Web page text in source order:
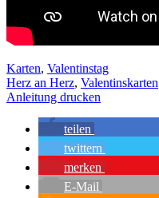
Karten, Valentinstag
Herz an Herz, Valentinskarten
Anleitung drucken
teilen
twittern
merken
E-Mail